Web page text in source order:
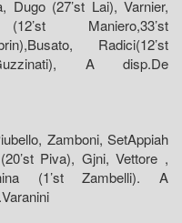
Dugo (27’st Lai), Varnier,
Maniero,33’st
Radici(12’st
A disp.De
Zamboni, SetAppiah
Piva), Gjni, Vettore ,
(1’st Zambelli). A